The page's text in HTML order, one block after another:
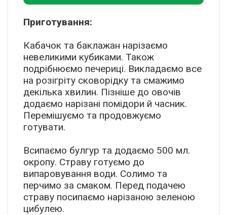
Приготування:
Кабачок та баклажан нарізаємо
невеликими кубиками. Також
подрібнюємо печериці. Викладаємо все
на розігріту сковорідку та смажимо
декілька хвилин. Пізніше до овочів
додаємо нарізані помідори й часник.
Перемішуємо та продовжуємо
готувати.
Всипаємо булгур та додаємо 500 мл.
окропу. Страву готуємо до
випаровування води. Солимо та
перчимо за смаком. Перед подачею
страву посипаємо нарізаною зеленою
цибулею.